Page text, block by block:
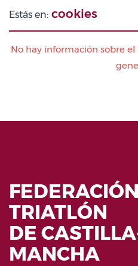
Estás en: cookies
No hay información sobre
TRIATLÓN
DE
MANCHA